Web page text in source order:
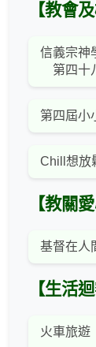
【教會
信義宗神
第四十
第四屆小
Chill想放
【教關
基督在人
【生活迴
火車旅遊